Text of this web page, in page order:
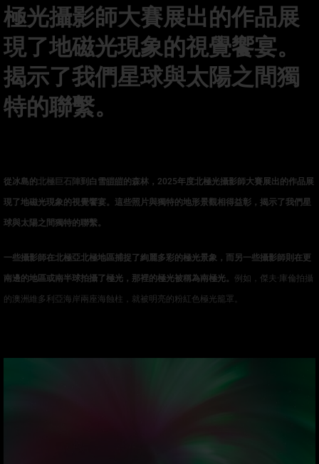
極光攝影師大賽展出的作品展
現了地磁光現象的視覺饗宴。
揭示了我們星球與太陽之間獨
特的聯繫。
從冰島的北極巨石陣到白雪皚皚的森林， 2025年度北極光攝影師大賽展出的作品展
現了地磁光現象的視覺饗宴。這些照片與獨特的地形景觀相得益彰，揭示了我們星
球與太陽之間獨特的聯繫。
一些攝影師在北極亞北極地區捕捉了絢麗多彩的極光景象，而另一些攝影師則在更
南邊的地區或南半球拍攝了極光，那裡的極光被稱為南極光。 例如，傑夫·庫倫拍攝
的澳洲維多利亞海岸兩座海蝕柱，就被明亮的粉紅色極光籠罩。